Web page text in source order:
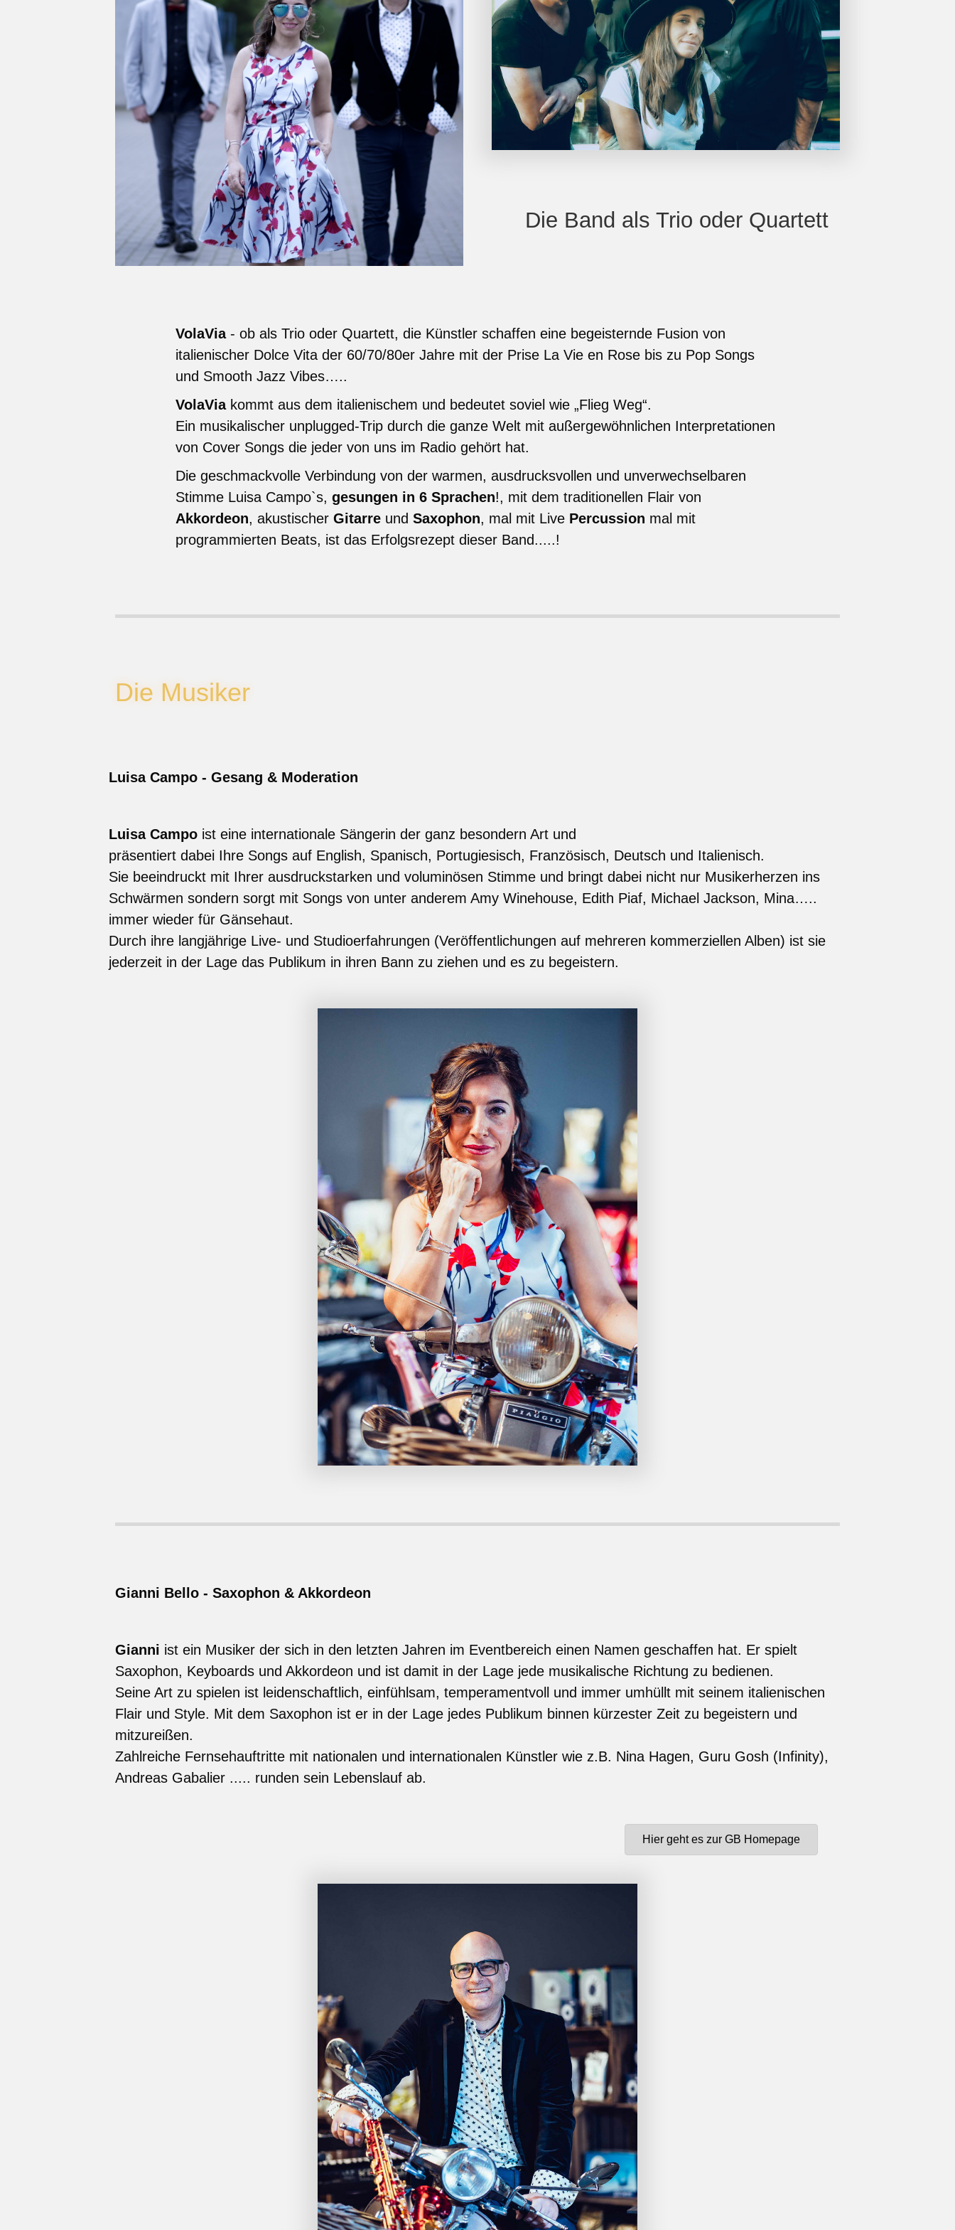
Die Band als Trio oder Quartett
VolaVia - ob als Trio oder Quartett, die Künstler schaffen eine begeisternde Fusion von
italienischer Dolce Vita der 60/70/80er Jahre mit der Prise La Vie en Rose bis zu Pop Songs
und Smooth Jazz Vibes…..
VolaViakommt aus dem italienischem und bedeutet soviel wie „Flieg Weg“.
Ein musikalischer unplugged-Trip durch die ganze Welt mit außergewöhnlichen Interpretationen
von Cover Songs die jeder von uns im Radio gehört hat.
Die geschmackvolle Verbindung von der warmen, ausdrucksvollen und unverwechselbaren
Stimme Luisa Campo`s, gesungen in 6 Sprachen!, mit dem traditionellen Flair von
Akkordeon, akustischer Gitarreund Saxophon, mal mit Live Percussion mal mit
programmierten Beats, ist das Erfolgsrezept dieser Band.....!
Die Musiker
Luisa Campo - Gesang & Moderation
Luisa Campo ist eine internationale Sängerin der ganz besondern Art und
präsentiert dabei Ihre Songs auf English, Spanisch, Portugiesisch, Französisch, Deutsch und Italienisch.
Sie beeindruckt mit Ihrer ausdruckstarken und voluminösen Stimme und bringt dabei nicht nur Musikerherzen ins
Schwärmen sondern sorgt mit Songs von unter anderem Amy Winehouse, Edith Piaf, Michael Jackson, Mina…..
immer wieder für Gänsehaut.
Durch ihre langjährige Live- und Studioerfahrungen (Veröffentlichungen auf mehreren kommerziellen Alben) ist sie
jederzeit in der Lage das Publikum in ihren Bann zu ziehen und es zu begeistern.
Gianni Bello - Saxophon & Akkordeon
Gianni ist ein Musiker der sich in den letzten Jahren im Eventbereich einen Namen geschaffen hat. Er spielt
Saxophon, Keyboards und Akkordeon und ist damit in der Lage jede musikalische Richtung zu bedienen.
Seine Art zu spielen ist leidenschaftlich, einfühlsam, temperamentvoll und immer umhüllt mit seinem italienischen
Flair und Style. Mit dem Saxophon ist er in der Lage jedes Publikum binnen kürzester Zeit zu begeistern und
mitzureißen.
Zahlreiche Fernsehauftritte mit nationalen und internationalen Künstler wie z.B. Nina Hagen, Guru Gosh (Infinity),
Andreas Gabalier ..... runden sein Lebenslauf ab.
Hier geht es zur GB Homepage